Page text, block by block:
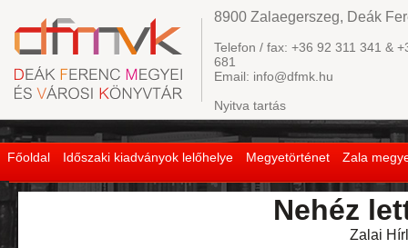
Főoldal Időszaki kiadványok lelőhelye Megyetörténet Zala
8900 Zalaegerszeg, Deák
Telefon / fax: +36 92 311 341 &
681
Email: info@dfmk.hu
Nyitva tartás
Nehéz
Zalai